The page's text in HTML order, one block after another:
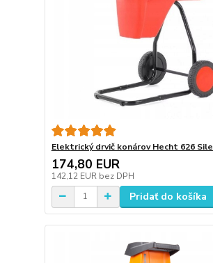
Elektrický drvič konárov Hecht 626
174,80 EUR
142,12 EUR bez DPH
Pridať do košíka